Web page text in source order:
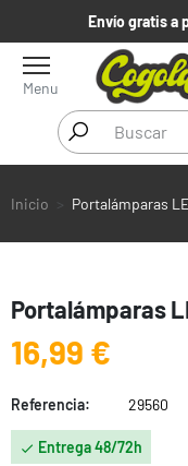
Envío gratis a
Menu
Inicio Portalámparas
Portalámparas
16,99 €
Referencia: 29560
 Entrega 48/72h